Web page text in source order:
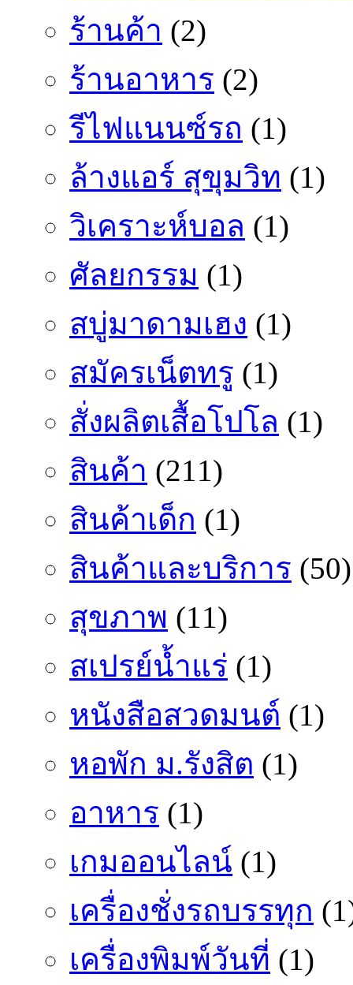
ร้านค้า (2)
ร้านอาหาร (2)
รีไฟแนนซ์รถ (1)
ล้างแอร์ สุขุมวิท (1)
วิเคราะห์บอล (1)
ศัลยกรรม (1)
สบู่มาดามเฮง (1)
สมัครเน็ตทรู (1)
สั่งผลิตเสื้อโปโล (1)
สินค้า (211)
สินค้าเด็ก (1)
สินค้าและบริการ (50)
สุขภาพ (11)
สเปรย์น้ำแร่ (1)
หนังสือสวดมนต์ (1)
หอพัก ม.รังสิต (1)
อาหาร (1)
เกมออนไลน์ (1)
เครื่องชั่งรถบรรทุก
เครื่องพิมพ์วันที่ (1)